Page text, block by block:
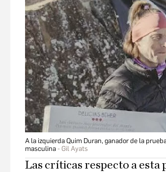
A la izquierda Quim Duran, ganador de la
masculina
Gil Ayats
Las críticas respecto a esta